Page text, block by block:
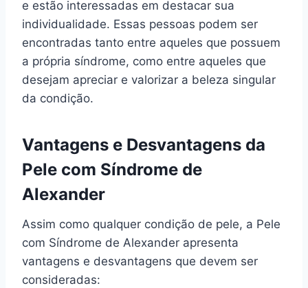
e estão interessadas em destacar sua
individualidade. Essas pessoas podem ser
encontradas tanto entre aqueles que possuem
a própria síndrome, como entre aqueles que
desejam apreciar e valorizar a beleza singular
da condição.
Vantagens e Desvantagens da
Pele com Síndrome de
Alexander
Assim como qualquer condição de pele, a Pele
com Síndrome de Alexander apresenta
vantagens e desvantagens que devem ser
consideradas: